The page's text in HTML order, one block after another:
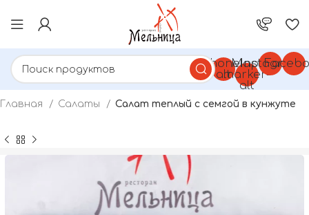
Phone-
alt
Map-
marker-
alt
Instagram
Главная Салаты Салат теплый с семгой в кунжуте